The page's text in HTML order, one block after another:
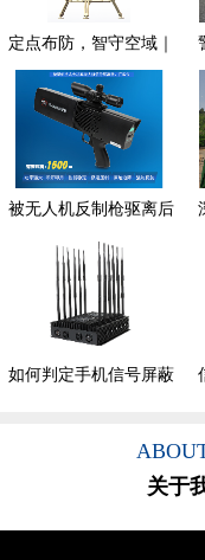
定点布防，智守空域｜
被无人机反制枪驱离后
如何判定手机信号屏蔽
关于